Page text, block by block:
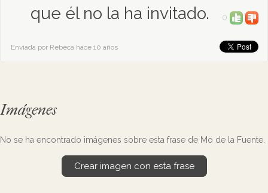
que él no la ha invitado.
0
Enviada por Rebeca hace 10 años
Imágenes
No se ha encontrado imágenes sobre esta frase de Mo de la Fuente.
Crear imagen con esta frase